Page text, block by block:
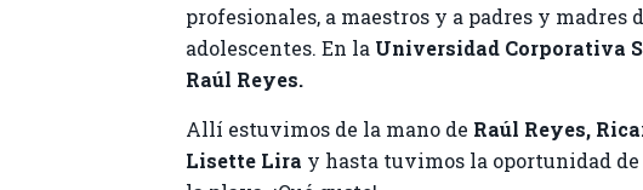
profesionales, a maestros y a padres y madres
adolescentes. En la Universidad Corporativa
Raúl Reyes.
Allí estuvimos de la mano de Raúl Reyes,
Lisette Lira y hasta tuvimos la oportunidad